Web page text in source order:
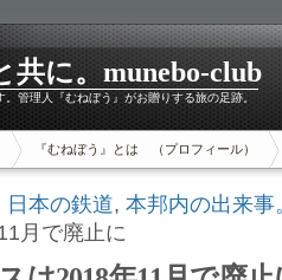
共に。munebo-club
管理人『むねぼう』がお贈りする旅の足跡。
『むねぼう』とは （プロフィール）
日本の鉄道, 本邦内の出来事
月で廃止に